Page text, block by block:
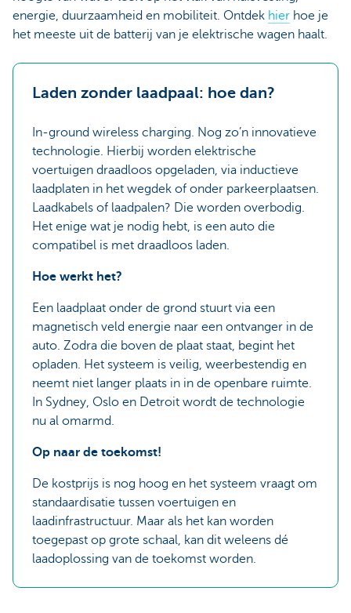
energie, duurzaamheid en mobiliteit. Ontdek hier hoe je
het meeste uit de batterij van je elektrische wagen haalt.
Laden zonder laadpaal: hoe dan?
In-ground wireless charging. Nog zo’n innovatieve
technologie. Hierbij worden elektrische
voertuigen draadloos opgeladen, via inductieve
laadplaten in het wegdek of onder parkeerplaatsen.
Laadkabels of laadpalen? Die worden overbodig.
Het enige wat je nodig hebt, is een auto die
compatibel is met draadloos laden.
Hoe werkt het?
Een laadplaat onder de grond stuurt via een
magnetisch veld energie naar een ontvanger in de
auto. Zodra die boven de plaat staat, begint het
opladen. Het systeem is veilig, weerbestendig en
neemt niet langer plaats in in de openbare ruimte.
In Sydney, Oslo en Detroit wordt de technologie
nu al omarmd.
Op naar de toekomst!
De kostprijs is nog hoog en het systeem vraagt om
standaardisatie tussen voertuigen en
laadinfrastructuur. Maar als het kan worden
toegepast op grote schaal, kan dit weleens dé
laadoplossing van de toekomst worden.